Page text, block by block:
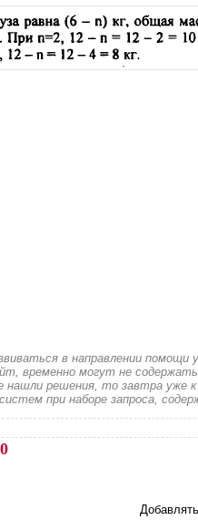
в направлении
временно могут не
нашли решения, то завтра уже
при наборе запроса,
0